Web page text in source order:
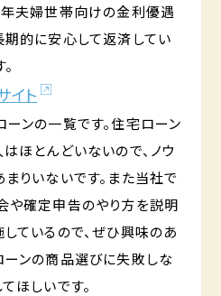
年夫婦世帯向けの金利優遇
的に安心して返済してい
イト
ンの一覧です。住宅ローン
ほとんどいないので、ノウ
りいないです。また当社で
や確定申告のやり方を説明
ているので、ぜひ興味のあ
ーンの商品選びに失敗しな
ほしいです。